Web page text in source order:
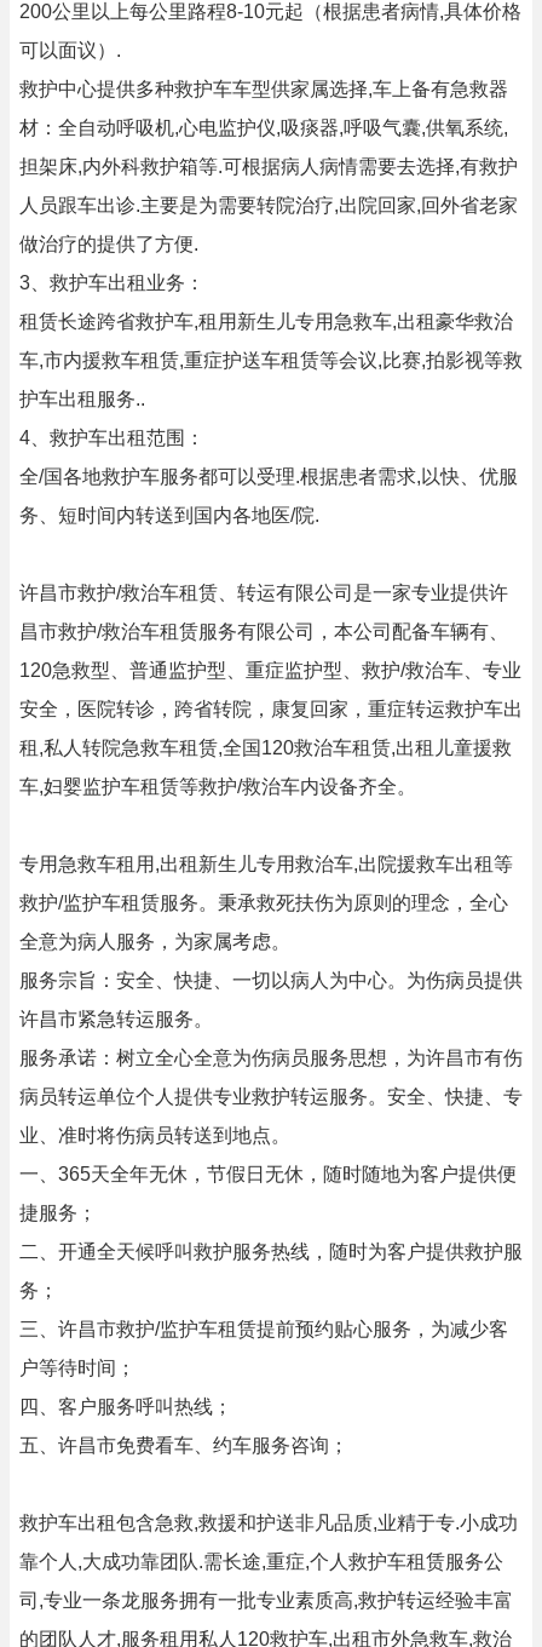
200公里以上每公里路程8-10元起（根据患者病情,具体价格
可以面议）.
救护中心提供多种救护车车型供家属选择,车上备有急救器
材：全自动呼吸机,心电监护仪,吸痰器,呼吸气囊,供氧系统,
担架床,内外科救护箱等.可根据病人病情需要去选择,有救护
人员跟车出诊.主要是为需要转院治疗,出院回家,回外省老家
做治疗的提供了方便.
3、救护车出租业务：
租赁长途跨省救护车,租用新生儿专用急救车,出租豪华救治
车,市内援救车租赁,重症护送车租赁等会议,比赛,拍影视等救
护车出租服务..
4、救护车出租范围：
全/国各地救护车服务都可以受理.根据患者需求,以快、优服
务、短时间内转送到国内各地医/院.
许昌市救护/救治车租赁、转运有限公司是一家专业提供许
昌市救护/救治车租赁服务有限公司，本公司配备车辆有、
120急救型、普通监护型、重症监护型、救护/救治车、专业
安全，医院转诊，跨省转院，康复回家，重症转运救护车出
租,私人转院急救车租赁,全国120救治车租赁,出租儿童援救
车,妇婴监护车租赁等救护/救治车内设备齐全。
专用急救车租用,出租新生儿专用救治车,出院援救车出租等
救护/监护车租赁服务。秉承救死扶伤为原则的理念，全心
全意为病人服务，为家属考虑。
服务宗旨：安全、快捷、一切以病人为中心。为伤病员提供
许昌市紧急转运服务。
服务承诺：树立全心全意为伤病员服务思想，为许昌市有伤
病员转运单位个人提供专业救护转运服务。安全、快捷、专
业、准时将伤病员转送到地点。
一、365天全年无休，节假日无休，随时随地为客户提供便
捷服务；
二、开通全天候呼叫救护服务热线，随时为客户提供救护服
务；
三、许昌市救护/监护车租赁提前预约贴心服务，为减少客
户等待时间；
四、客户服务呼叫热线；
五、许昌市免费看车、约车服务咨询；
救护车出租包含急救,救援和护送非凡品质,业精于专.小成功
靠个人,大成功靠团队.需长途,重症,个人救护车租赁服务公
司,专业一条龙服务拥有一批专业素质高,救护转运经验丰富
的团队人才,服务租用私人120救护车,出租市外急救车,救治